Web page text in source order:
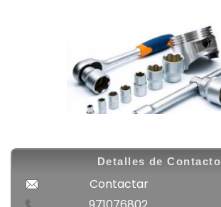
Detalles de Contacto
Contactar